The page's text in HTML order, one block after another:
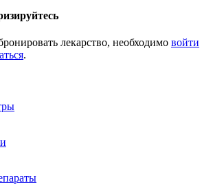
лекарство, необходимо войти
.